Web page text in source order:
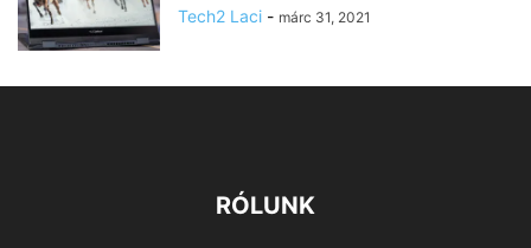
Tech2 Laci - márc 31, 2021
RÓLUNK